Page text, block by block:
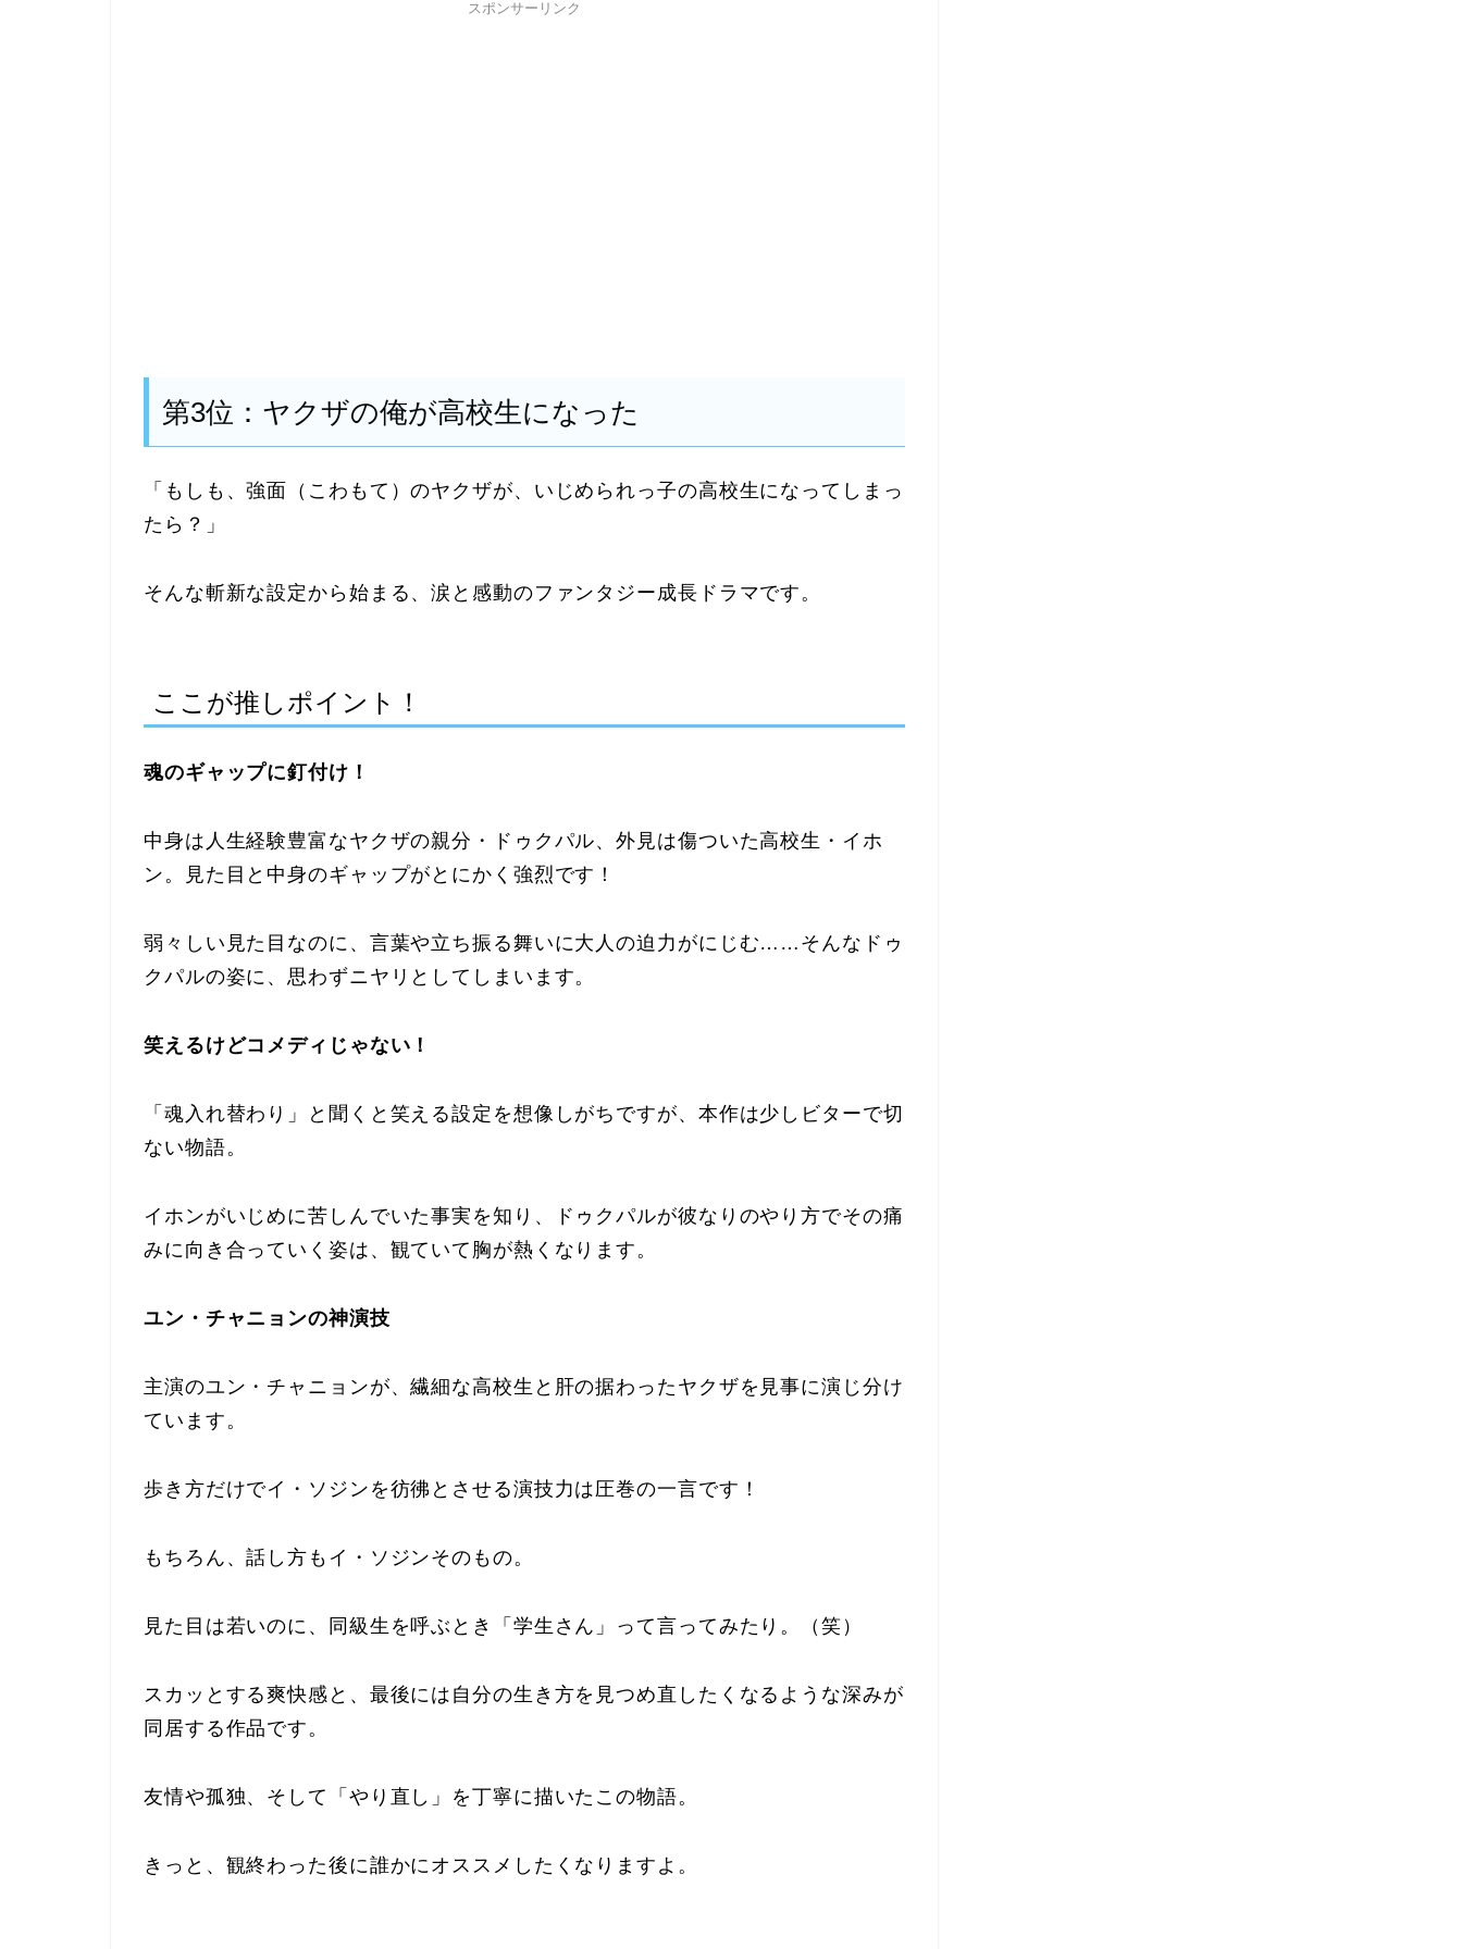
スポンサーリンク
第3位：ヤクザの俺が高校生になった
「もしも、強面（こわもて）のヤクザが、いじめられっ子の高校生になってしまっ
たら？」
そんな斬新な設定から始まる、涙と感動のファンタジー成長ドラマです。
ここが推しポイント！
魂のギャップに釘付け！
中身は人生経験豊富なヤクザの親分・ドゥクパル、外見は傷ついた高校生・イホ
ン。見た目と中身のギャップがとにかく強烈です！
弱々しい見た目なのに、言葉や立ち振る舞いに大人の迫力がにじむ……そんなドゥ
クパルの姿に、思わずニヤリとしてしまいます。
笑えるけどコメディじゃない！
「魂入れ替わり」と聞くと笑える設定を想像しがちですが、本作は少しビターで切
ない物語。
イホンがいじめに苦しんでいた事実を知り、ドゥクパルが彼なりのやり方でその痛
みに向き合っていく姿は、観ていて胸が熱くなります。
ユン・チャニョンの神演技
主演のユン・チャニョンが、繊細な高校生と肝の据わったヤクザを見事に演じ分け
ています。
歩き方だけでイ・ソジンを彷彿とさせる演技力は圧巻の一言です！
もちろん、話し方もイ・ソジンそのもの。
見た目は若いのに、同級生を呼ぶとき「学生さん」って言ってみたり。（笑）
スカッとする爽快感と、最後には自分の生き方を見つめ直したくなるような深みが
同居する作品です。
友情や孤独、そして「やり直し」を丁寧に描いたこの物語。
きっと、観終わった後に誰かにオススメしたくなりますよ。